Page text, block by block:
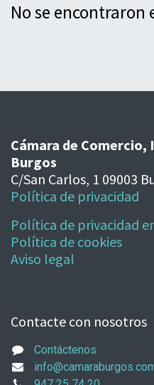
No se encontraron
Cámara de
Burgos
C/San Carlos, 1 09003
Política de privacidad
Política de privacidad
Política de cookies
Aviso legal
Contacte con nosotros
Contáctenos